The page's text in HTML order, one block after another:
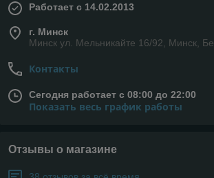
Работает с 14.02.2013
г. Минск
Минск ул. Мельникайте 16/92, Минск,
Контакты
Сегодня работает с 08:00 до 22:00
Показать весь график работы
Отзывы о магазине